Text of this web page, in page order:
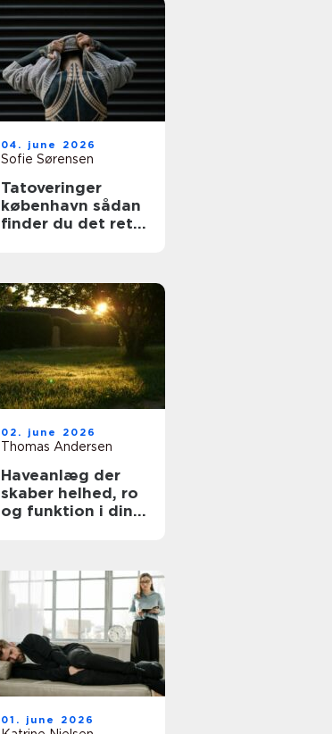
04. june 2026
Sofie Sørensen
Tatoveringer
københavn sådan
finder du det rette
02. june 2026
Thomas Andersen
Haveanlæg der
skaber helhed, ro
og funktion i din
01. june 2026